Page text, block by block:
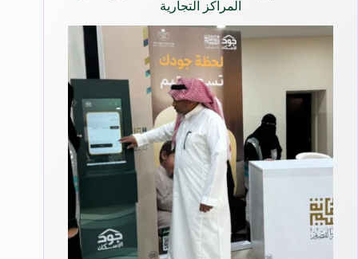
المراكز التجارية